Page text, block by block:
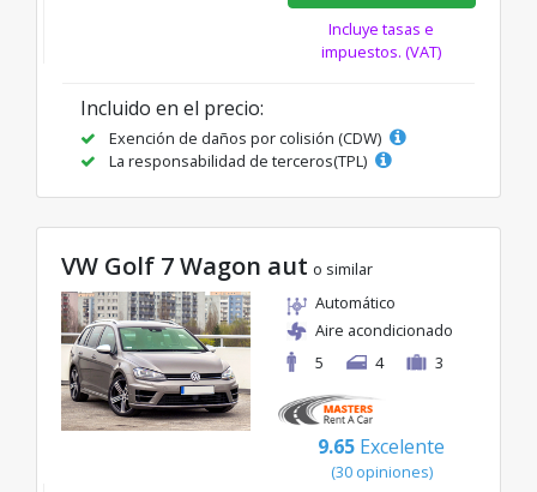
Incluye tasas e
impuestos. (VAT)
Incluido en el precio:
Exención de daños por colisión (CDW)
La responsabilidad de terceros(TPL)
VW Golf 7 Wagon aut o similar
Automático
Aire acondicionado
5
4 3
9.65 Excelente
(30 opiniones)